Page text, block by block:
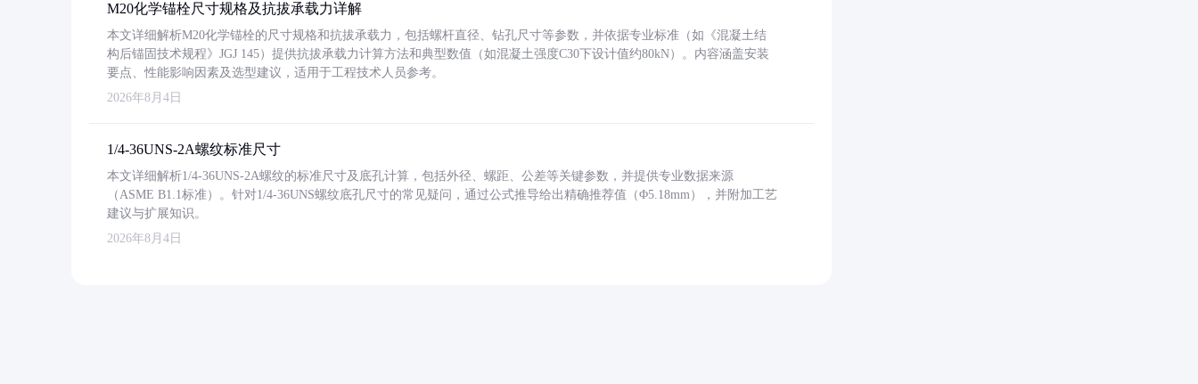
M20化学锚栓尺寸规格及抗拔承载力详解
本文详细解析M20化学锚栓的尺寸规格和抗拔承载力，包括螺杆直径、钻孔尺寸等参数，并依据专业标准（如《混凝土结
构后锚固技术规程》JGJ 145）提供抗拔承载力计算方法和典型数值（如混凝土强度C30下设计值约80kN）。内容涵盖安装
要点、性能影响因素及选型建议，适用于工程技术人员参考。
2026年8月4日
1/4-36UNS-2A螺纹标准尺寸
本文详细解析1/4-36UNS-2A螺纹的标准尺寸及底孔计算，包括外径、螺距、公差等关键参数，并提供专业数据来源
（ASME B1.1标准）。针对1/4-36UNS螺纹底孔尺寸的常见疑问，通过公式推导给出精确推荐值（Φ5.18mm），并附加工艺
建议与扩展知识。
2026年8月4日